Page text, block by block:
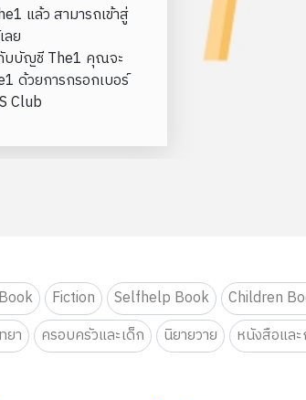
แล้ว สามารถเข้าสู่
ย
บบัญชี The1 คุณจะ
ด้วยการกรอกเบอร์
Club
Fiction Selfhelp Book Children
ยา ครอบครัวและเด็ก นิยายวาย หนังสือแล